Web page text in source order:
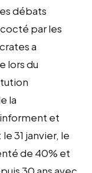
débats
par les
a
lors du
la
et
31 janvier, le
de 40% et